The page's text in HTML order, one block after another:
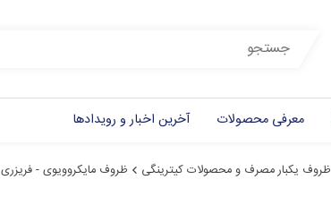
معرفی محصولات آخرین اخبار و رویدادها
ظروف یکبار مصرف و محصولات کیترینگی ظروف مایکروویوی - فریزری